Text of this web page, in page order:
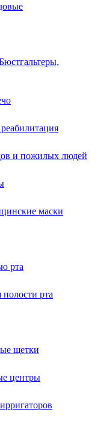
и пожилых людей
маски
рта
рта
щетки
центры